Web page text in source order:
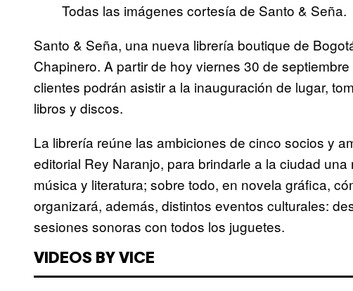
Todas las imágenes cortesía de Santo & Seña.
Santo & Seña, una nueva librería boutique de
Chapinero. A partir de hoy viernes 30 de
clientes podrán asistir a la inauguración de lugar,
libros y discos.
La librería reúne las ambiciones de cinco socios y
editorial Rey Naranjo, para brindarle a la ciudad
música y literatura; sobre todo, en novela gráfica,
organizará, además, distintos eventos culturales:
sesiones sonoras con todos los juguetes.
VIDEOS BY VICE